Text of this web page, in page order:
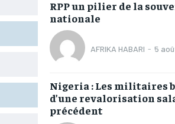
OPPORTUNITÉ
PARTENAIRES
TOGOREPORT
OPPORTUNITÉ
PARTENAIRES
TOGOREPORT
OPPORTUNITÉ
PARTENAIRES
TOGOREPORT
OPPORTUNITÉ
PARTENAIRES
TOGOREPORT
RPP un pilier de la
nationale
AFRIKA HABARI - 5
Nigeria : Les militaires
d’une revalorisation
précédent